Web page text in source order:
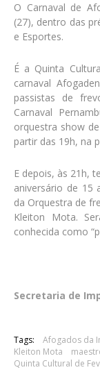
O Carnaval de
(27), dentro das
e Esportes.
É a Quinta
carnaval
passistas de
Carnaval
orquestra show
partir das 19h, na
E depois, às 21h,
aniversário de 15
da Orquestra de
Kleiton Mota.
conhecida como
Secretaria de
Tags: Afogados da
Kleiton Mota
Quinta Cultural de